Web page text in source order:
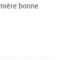
bonne